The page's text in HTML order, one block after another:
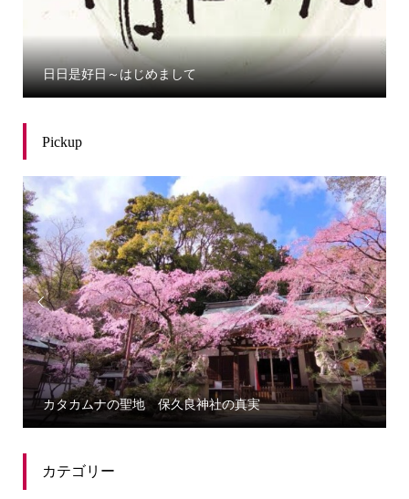
日日是好日～はじめまして
Pickup

カタカムナの聖地 保久良神社の真実

カテゴリー